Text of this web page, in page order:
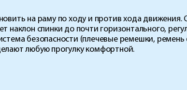
на раму по ходу и против хода
наклон спинки до почти горизонтального,
безопасности (плечевые ремешки,
любую прогулку комфортной.